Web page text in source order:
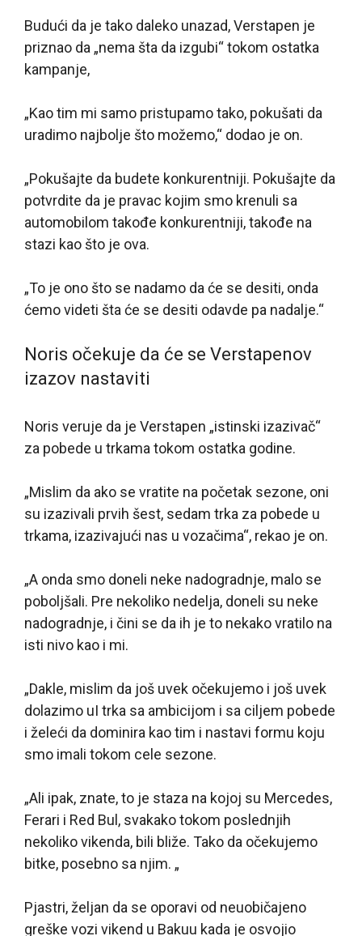
Budući da je tako daleko unazad, Verstapen je
priznao da „nema šta da izgubi“ tokom ostatka
kampanje,
„Kao tim mi samo pristupamo tako, pokušati da
uradimo najbolje što možemo,“ dodao je on.
„Pokušajte da budete konkurentniji. Pokušajte da
potvrdite da je pravac kojim smo krenuli sa
automobilom takođe konkurentniji, takođe na
stazi kao što je ova.
„To je ono što se nadamo da će se desiti, onda
ćemo videti šta će se desiti odavde pa nadalje.“
Noris očekuje da će se Verstapenov
izazov nastaviti
Noris veruje da je Verstapen „istinski izazivač“
za pobede u trkama tokom ostatka godine.
„Mislim da ako se vratite na početak sezone, oni
su izazivali prvih šest, sedam trka za pobede u
trkama, izazivajući nas u vozačima“, rekao je on.
„A onda smo doneli neke nadogradnje, malo se
poboljšali. Pre nekoliko nedelja, doneli su neke
nadogradnje, i čini se da ih je to nekako vratilo na
isti nivo kao i mi.
„Dakle, mislim da još uvek očekujemo i još uvek
dolazimo uI trka sa ambicijom i sa ciljem pobede
i želeći da dominira kao tim i nastavi formu koju
smo imali tokom cele sezone.
„Ali ipak, znate, to je staza na kojoj su Mercedes,
Ferari i Red Bul, svakako tokom poslednjih
nekoliko vikenda, bili bliže. Tako da očekujemo
bitke, posebno sa njim. „
Pjastri, željan da se oporavi od neuobičajeno
greške vozi vikend u Bakuu kada je osvojio